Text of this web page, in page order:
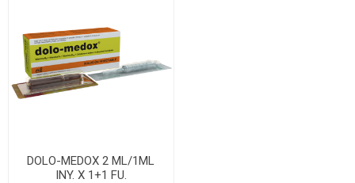
DOLO-MEDOX 2 ML/1ML
INY. X 1+1 FU.